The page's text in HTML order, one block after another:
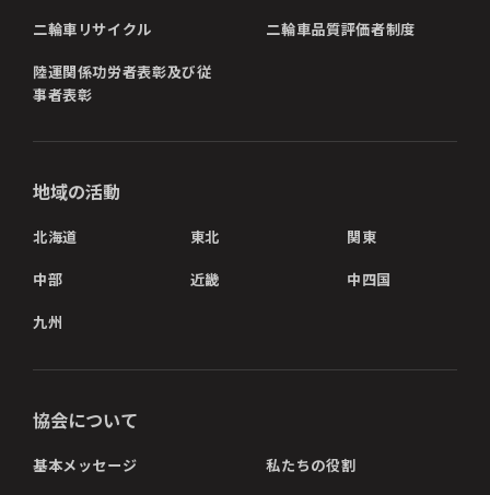
二輪車リサイクル 二輪車品質評価者制度
陸運関係功労者表彰及び従
事者表彰
地域の活動
北海道 東北 関東
中部 近畿 中四国
九州
協会について
基本メッセージ 私たちの役割